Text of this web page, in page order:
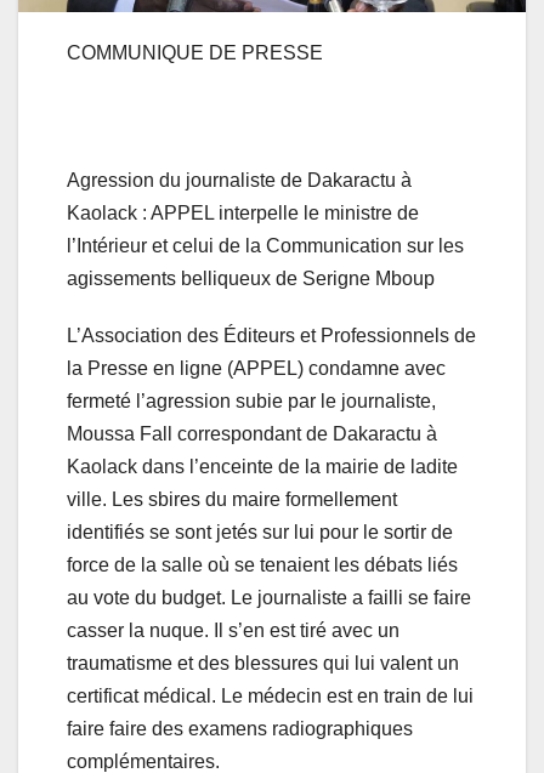
COMMUNIQUE DE PRESSE
Agression du journaliste de Dakaractu à
Kaolack : APPEL interpelle le ministre de
l’Intérieur et celui de la Communication sur les
agissements belliqueux de Serigne Mboup
L’Association des Éditeurs et Professionnels de
la Presse en ligne (APPEL) condamne avec
fermeté l’agression subie par le journaliste,
Moussa Fall correspondant de Dakaractu à
Kaolack dans l’enceinte de la mairie de ladite
ville. Les sbires du maire formellement
identifiés se sont jetés sur lui pour le sortir de
force de la salle où se tenaient les débats liés
au vote du budget. Le journaliste a failli se faire
casser la nuque. Il s’en est tiré avec un
traumatisme et des blessures qui lui valent un
certificat médical. Le médecin est en train de lui
faire faire des examens radiographiques
complémentaires.